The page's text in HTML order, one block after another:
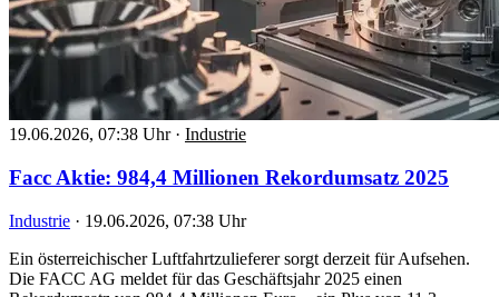
19.06.2026, 07:38 Uhr · Industrie
Facc Aktie: 984,4 Millionen Rekordumsatz 2025
Industrie · 19.06.2026, 07:38 Uhr
Ein österreichischer Luftfahrtzulieferer sorgt derzeit für Aufsehen.
Die FACC AG meldet für das Geschäftsjahr 2025 einen